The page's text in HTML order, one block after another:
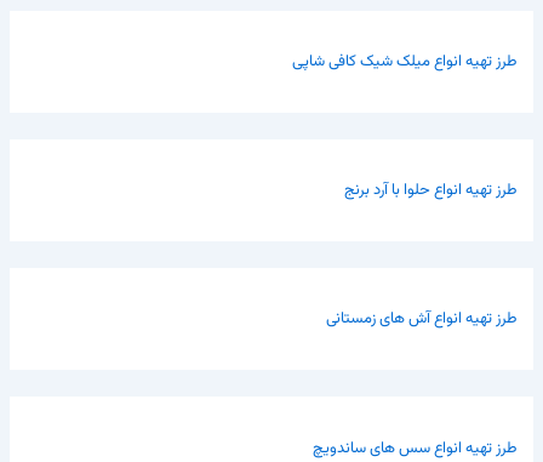
طرز تهیه انواع میلک شیک کافی شاپی
طرز تهیه انواع حلوا با آرد برنج
طرز تهیه انواع آش های زمستانی
طرز تهیه انواع سس های ساندویچ